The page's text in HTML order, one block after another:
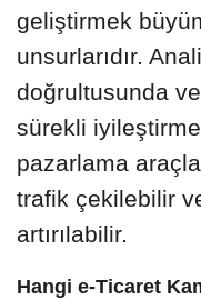
geliştirmek
unsurlarıdır.
doğrultusunda
sürekli
pazarlama
trafik çekilebilir
artırılabilir.
Hangi e-Ticaret